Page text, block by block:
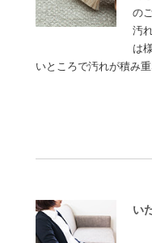
の
汚
は
いところで汚れが積み
い